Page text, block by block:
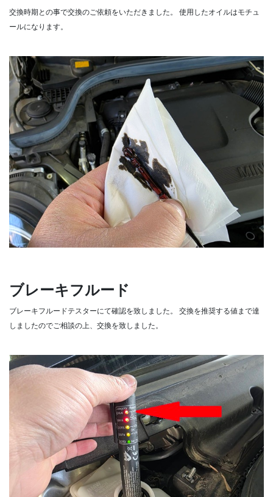
交換時期との事で交換のご依頼をいただきました。
使用したオイルはモチュ
ールになります。
ブレーキフルード
ブレーキフルードテスターにて確認を致しました。
交換を推奨する値まで達
しましたのでご相談の上、交換を致しました。